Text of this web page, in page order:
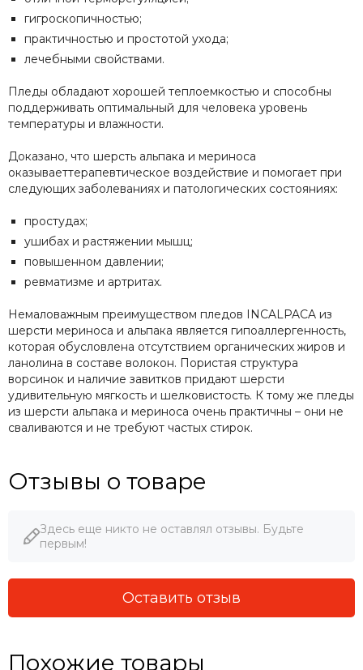
гигроскопичностью;
практичностью и простотой ухода;
лечебными свойствами.
Пледы обладают хорошей теплоемкостью и способны
поддерживать оптимальный для человека уровень
температуры и влажности.
Доказано, что шерсть альпака и мериноса
оказываеттерапевтическое воздействие и помогает при
следующих заболеваниях и патологических состояниях:
простудах;
ушибах и растяжении мышц;
повышенном давлении;
ревматизме и артритах.
Немаловажным преимуществом пледов INCALPACA из
шерсти мериноса и альпака является гипоаллергенность,
которая обусловлена отсутствием органических жиров и
ланолина в составе волокон. Пористая структура
ворсинок и наличие завитков придают шерсти
удивительную мягкость и шелковистость. К тому же пледы
из шерсти альпака и мериноса очень практичны – они не
сваливаются и не требуют частых стирок.
Отзывы о товаре
Здесь еще никто не оставлял отзывы. Будьте
первым!
Оставить отзыв
Похожие товары